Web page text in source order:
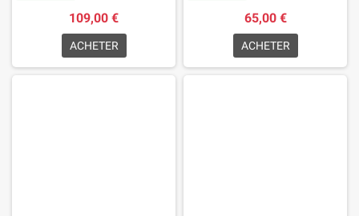
109,00 €
ACHETER
65,00 €
ACHETER